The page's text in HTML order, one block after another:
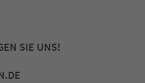
SIE UNS!